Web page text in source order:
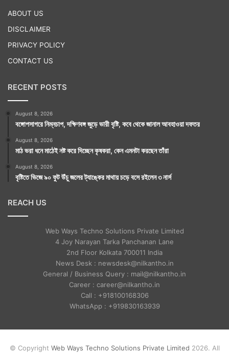
ABOUT US
DISCLAIMER
PRIVACY POLICY
CONTACT US
RECENT POSTS
August 8, 2026
বঙ্গোপসাগরে নিম্নচাপ, দক্ষিণবঙ্গ জুড়ে ভারী বৃষ্টি, কবে থেকে জানাল আবহাওয়া দফতর
August 8, 2026
মাঠ ভরা ধনে মাঠেই নষ্ট করে দিচ্ছেন কৃষকরা, কেন এমনটা করছেন তাঁরা
August 8, 2026
বৃষ্টিতে ভিজে ৯০ ফুট উঁচু জলের ট্যাঙ্কের মাথায় চড়ে বসে রইলেন ৩ নার্স
REACH US
Web Ways Techno Solutions Private Limited
4 Joy Narayan Tarka Panchanan Lane
2nd Floor Kolkata 700011 India
News Desk : newsdesk@nilkantho.in
General / Business Query : mail@nilkantho.in
Career : career@nilkantho.in
Call : +918100168306
WhatsApp : +919830163939
© Copyright Web Ways Techno Solutions Private Limited 2026. All